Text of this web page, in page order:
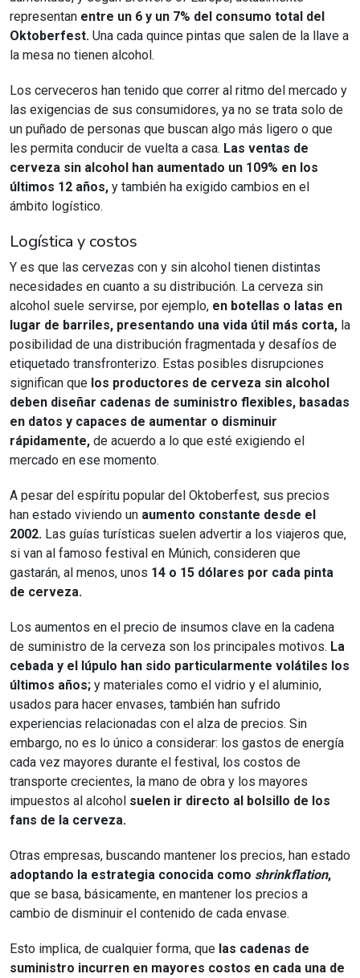
representan entre un 6 y un 7% del consumo total del
Oktoberfest. Una cada quince pintas que salen de la llave a
la mesa no tienen alcohol.
Los cerveceros han tenido que correr al ritmo del mercado y
las exigencias de sus consumidores, ya no se trata solo de
un puñado de personas que buscan algo más ligero o que
les permita conducir de vuelta a casa. Las ventas de
cerveza sin alcohol han aumentado un 109% en los
últimos 12 años, y también ha exigido cambios en el
ámbito logístico.
Logística y costos
Y es que las cervezas con y sin alcohol tienen distintas
necesidades en cuanto a su distribución. La cerveza sin
alcohol suele servirse, por ejemplo, en botellas o latas en
lugar de barriles, presentando una vida útil más corta, la
posibilidad de una distribución fragmentada y desafíos de
etiquetado transfronterizo. Estas posibles disrupciones
significan que los productores de cerveza sin alcohol
deben diseñar cadenas de suministro flexibles, basadas
en datos y capaces de aumentar o disminuir
rápidamente, de acuerdo a lo que esté exigiendo el
mercado en ese momento.
A pesar del espíritu popular del Oktoberfest, sus precios
han estado viviendo un aumento constante desde el
2002. Las guías turísticas suelen advertir a los viajeros que,
si van al famoso festival en Múnich, consideren que
gastarán, al menos, unos 14 o 15 dólares por cada pinta
de cerveza.
Los aumentos en el precio de insumos clave en la cadena
de suministro de la cerveza son los principales motivos. La
cebada y el lúpulo han sido particularmente volátiles los
últimos años; y materiales como el vidrio y el aluminio,
usados para hacer envases, también han sufrido
experiencias relacionadas con el alza de precios. Sin
embargo, no es lo único a considerar: los gastos de energía
cada vez mayores durante el festival, los costos de
transporte crecientes, la mano de obra y los mayores
impuestos al alcohol suelen ir directo al bolsillo de los
fans de la cerveza.
Otras empresas, buscando mantener los precios, han estado
adoptando la estrategia conocida como shrinkflation,
que se basa, básicamente, en mantener los precios a
cambio de disminuir el contenido de cada envase.
Esto implica, de cualquier forma, que las cadenas de
suministro incurren en mayores costos en cada una de